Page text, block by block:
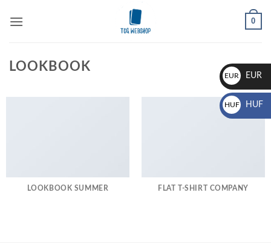
0
LOOKBOOK
LOOKBOOK SUMMER FLAT T-SHIRT COMPANY
EUR
€
EUR
HUF
Ft
HUF